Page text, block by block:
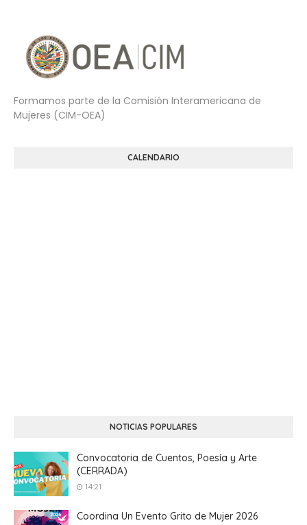
Formamos parte de la Comisión Interamericana de
Mujeres (CIM-OEA)
CALENDARIO
NOTICIAS POPULARES
Convocatoria de Cuentos, Poesía y Arte
(CERRADA)
14:21
Coordina Un Evento Grito de Mujer 2026